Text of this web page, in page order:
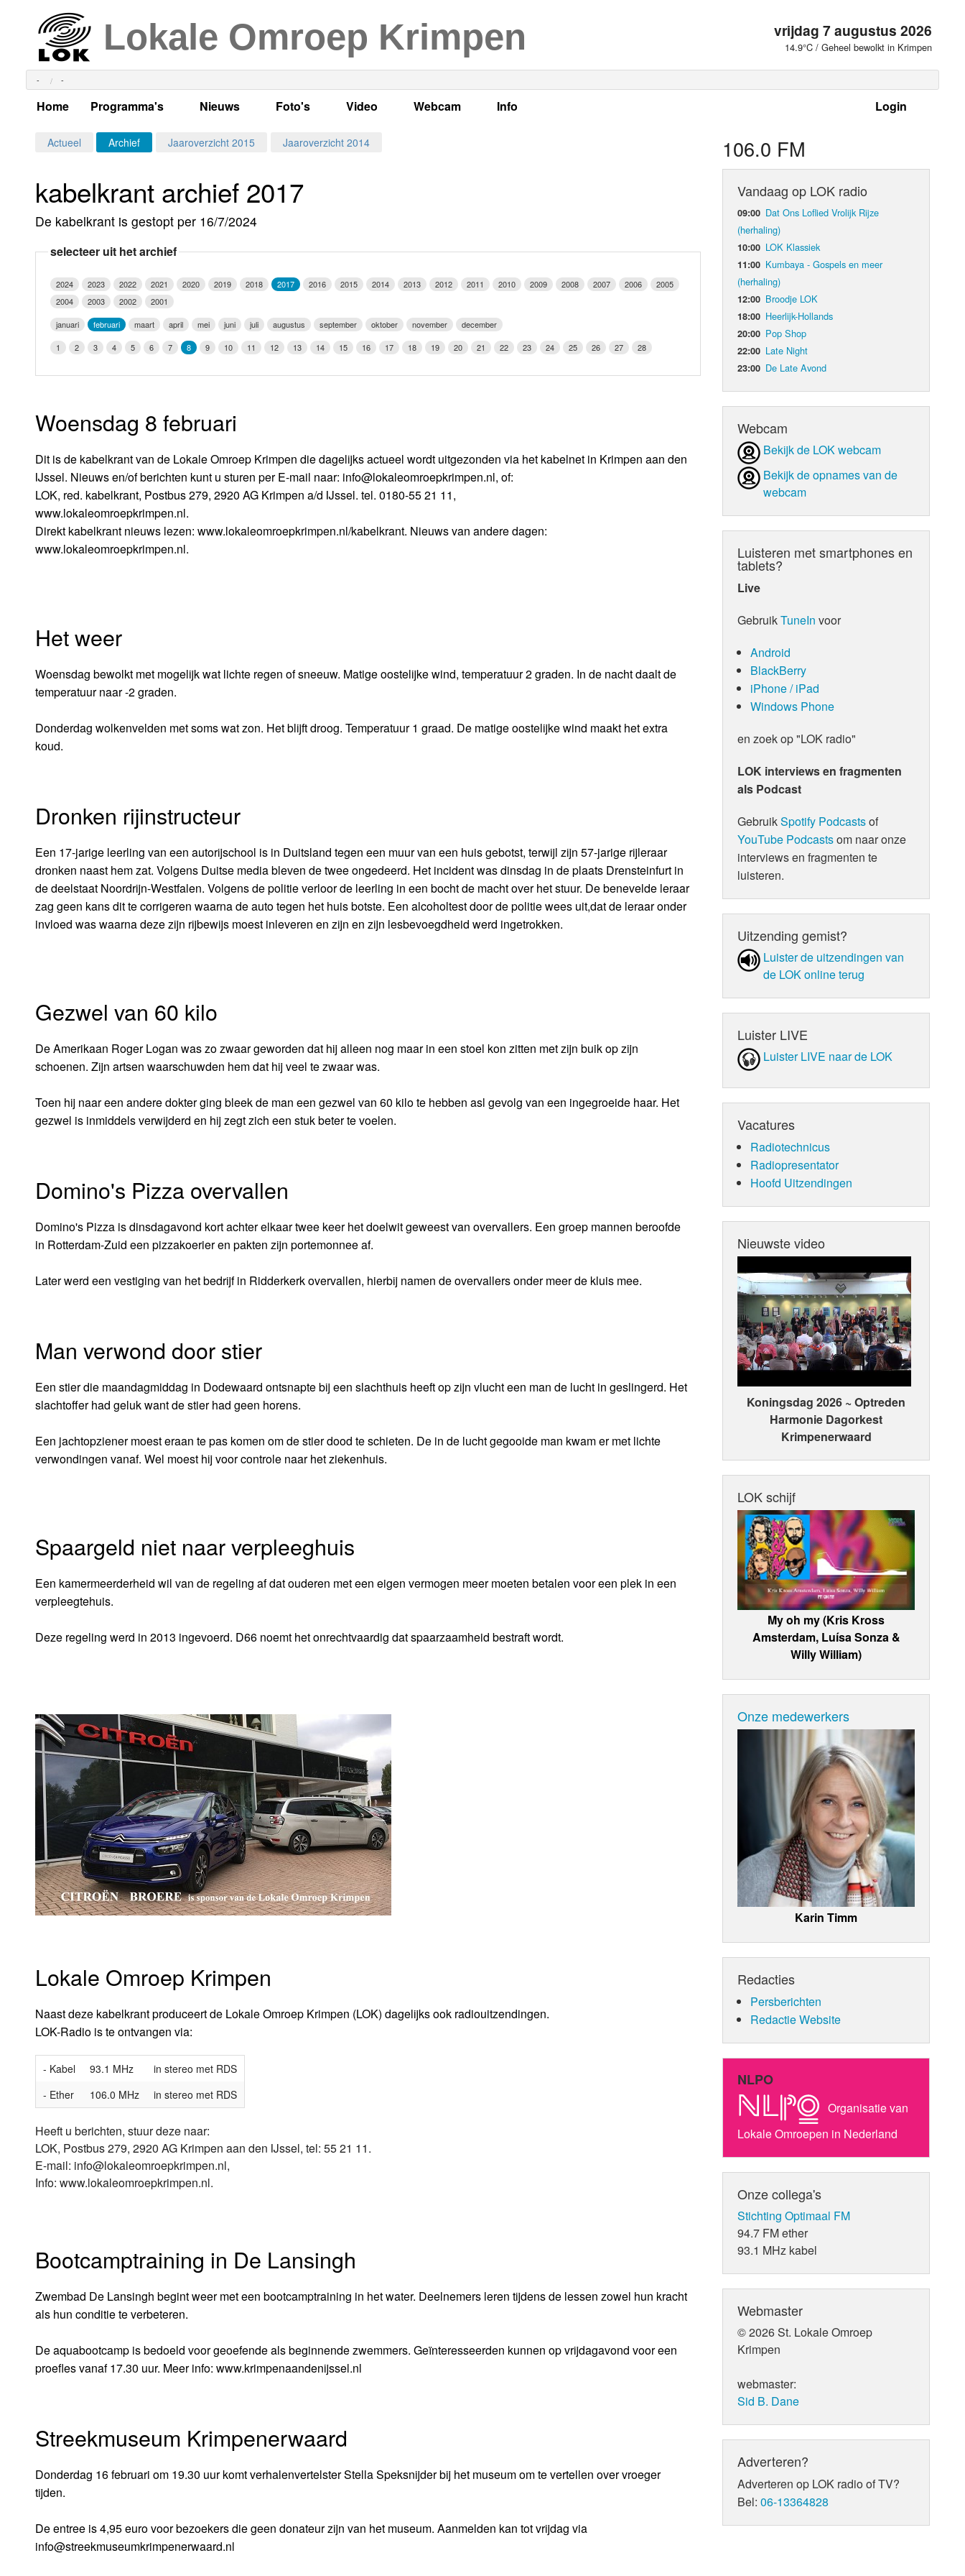
Lokale Omroep Krimpen vrijdag 7 augustus 2026
14.9°C / Geheel bewolkt in Krimpen
- -
Login
Home Programma's
Alle dagen
Per dag
Maandag
Vrijdag
Luister LOK Live
LOK schijf
Nieuws
Actueel Lokaal Nieuws
Kabelkrant
Foto's
Algemeen
Programma's
Video
LOK TV
Webcam Info
Weerman
Actueel Archief Jaaroverzicht 2015 Jaaroverzicht 2014
kabelkrant archief 2017
De kabelkrant is gestopt per 16/7/2024
selecteer uit het archief
2024 2023 2022 2021 2020 2019 2018 2017 2016 2015 2014 2013 2012 2011 2010 2009 2008 2007 2006
2005
2004
2003 2002
2001
januari
februari maart april mei juni juli augustus september oktober november
december
1
2 3 4 5 6 7 8 9 10 11 12 13 14 15 16 17 18 19 20 21 22 23 24 25 26 27 28
Woensdag 8 februari
Dit is de kabelkrant van de Lokale Omroep Krimpen die dagelijks actueel wordt uitgezonden via het kabelnet in Krimpen aan den
IJssel. Nieuws en/of berichten kunt u sturen per E-mail naar: info@lokaleomroepkrimpen.nl, of:
LOK, red. kabelkrant, Postbus 279, 2920 AG Krimpen a/d IJssel. tel. 0180-55 21 11,
www.lokaleomroepkrimpen.nl.
Direkt kabelkrant nieuws lezen: www.lokaleomroepkrimpen.nl/kabelkrant. Nieuws van andere dagen:
www.lokaleomroepkrimpen.nl.
Het weer
Woensdag bewolkt met mogelijk wat lichte regen of sneeuw. Matige oostelijke wind, temperatuur 2 graden. In de nacht daalt de
temperatuur naar -2 graden.
Donderdag wolkenvelden met soms wat zon. Het blijft droog. Temperatuur 1 graad. De matige oostelijke wind maakt het extra
koud.
Dronken rijinstructeur
Een 17-jarige leerling van een autorijschool is in Duitsland tegen een muur van een huis gebotst, terwijl zijn 57-jarige rijleraar
dronken naast hem zat. Volgens Duitse media bleven de twee ongedeerd. Het incident was dinsdag in de plaats Drensteinfurt in
de deelstaat Noordrijn-Westfalen. Volgens de politie verloor de leerling in een bocht de macht over het stuur. De benevelde leraar
zag geen kans dit te corrigeren waarna de auto tegen het huis botste. Een alcoholtest door de politie wees uit,dat de leraar onder
invloed was waarna deze zijn rijbewijs moest inleveren en zijn en zijn lesbevoegdheid werd ingetrokken.
Gezwel van 60 kilo
De Amerikaan Roger Logan was zo zwaar geworden dat hij alleen nog maar in een stoel kon zitten met zijn buik op zijn
schoenen. Zijn artsen waarschuwden hem dat hij veel te zwaar was.
Toen hij naar een andere dokter ging bleek de man een gezwel van 60 kilo te hebben asl gevolg van een ingegroeide haar. Het
gezwel is inmiddels verwijderd en hij zegt zich een stuk beter te voelen.
Domino's Pizza overvallen
Domino's Pizza is dinsdagavond kort achter elkaar twee keer het doelwit geweest van overvallers. Een groep mannen beroofde
in Rotterdam-Zuid een pizzakoerier en pakten zijn portemonnee af.
Later werd een vestiging van het bedrijf in Ridderkerk overvallen, hierbij namen de overvallers onder meer de kluis mee.
Man verwond door stier
Een stier die maandagmiddag in Dodewaard ontsnapte bij een slachthuis heeft op zijn vlucht een man de lucht in geslingerd. Het
slachtoffer had geluk want de stier had geen horens.
Een jachtopziener moest eraan te pas komen om de stier dood te schieten. De in de lucht gegooide man kwam er met lichte
verwondingen vanaf. Wel moest hij voor controle naar het ziekenhuis.
Spaargeld niet naar verpleeghuis
Een kamermeerderheid wil van de regeling af dat ouderen met een eigen vermogen meer moeten betalen voor een plek in een
verpleegtehuis.
Deze regeling werd in 2013 ingevoerd. D66 noemt het onrechtvaardig dat spaarzaamheid bestraft wordt.
Lokale Omroep Krimpen
Naast deze kabelkrant produceert de Lokale Omroep Krimpen (LOK) dagelijks ook radiouitzendingen.
LOK-Radio is te ontvangen via:
- Kabel 93.1 MHz
in stereo met RDS
- Ether
106.0 MHz in stereo met RDS
Heeft u berichten, stuur deze naar:
LOK, Postbus 279, 2920 AG Krimpen aan den IJssel, tel: 55 21 11.
E-mail: info@lokaleomroepkrimpen.nl,
Info: www.lokaleomroepkrimpen.nl.
Bootcamptraining in De Lansingh
Zwembad De Lansingh begint weer met een bootcamptraining in het water. Deelnemers leren tijdens de lessen zowel hun kracht
als hun conditie te verbeteren.
De aquabootcamp is bedoeld voor geoefende als beginnende zwemmers. Geïnteresseerden kunnen op vrijdagavond voor een
proefles vanaf 17.30 uur. Meer info: www.krimpenaandenijssel.nl
Streekmuseum Krimpenerwaard
Donderdag 16 februari om 19.30 uur komt verhalenvertelster Stella Speksnijder bij het museum om te vertellen over vroeger
tijden.
De entree is 4,95 euro voor bezoekers die geen donateur zijn van het museum. Aanmelden kan tot vrijdag via
info@streekmuseumkrimpenerwaard.nl
106.0 FM
Vandaag op LOK radio
09:00 Dat Ons Loflied Vrolijk Rijze
(herhaling)
10:00 LOK Klassiek
11:00 Kumbaya - Gospels en meer
(herhaling)
12:00 Broodje LOK
18:00 Heerlijk-Hollands
20:00 Pop Shop
22:00 Late Night
23:00 De Late Avond
Webcam
Bekijk de LOK webcam
Bekijk de opnames van de
webcam
Luisteren met smartphones en
tablets?
Live
GebruikTuneIn voor
Android
BlackBerry
iPhone / iPad
Windows Phone
en zoek op "LOK radio"
LOK interviews en fragmenten
als Podcast
GebruikSpotify Podcastsof
YouTube Podcastsom naar onze
interviews en fragmenten te
luisteren.
Uitzending gemist?
Luister de uit­zen­din­gen van
de LOK online terug
Luister LIVE
Luister LIVE naar de LOK
Vacatures
Radiotechnicus
Radiopresentator
Hoofd Uitzendingen
Nieuwste video
Koningsdag 2026 ~ Optreden
Harmonie Dagorkest
Krimpenerwaard
LOK schijf
My oh my (Kris Kross
Amsterdam, Luísa Sonza &
Willy William)
Onze medewerkers
Karin Timm
Redacties
Persberichten
Redactie Website
NLPO
Organisatie van
Lokale Omroepen in Nederland
Onze collega's
Stichting Optimaal FM
94.7 FM ether
93.1 MHz kabel
Webmaster
© 2026 St. Lokale Omroep
Krimpen
webmaster:
Sid B. Dane
Adverteren?
Adverteren op LOK radio of TV?
Bel:06-13364828